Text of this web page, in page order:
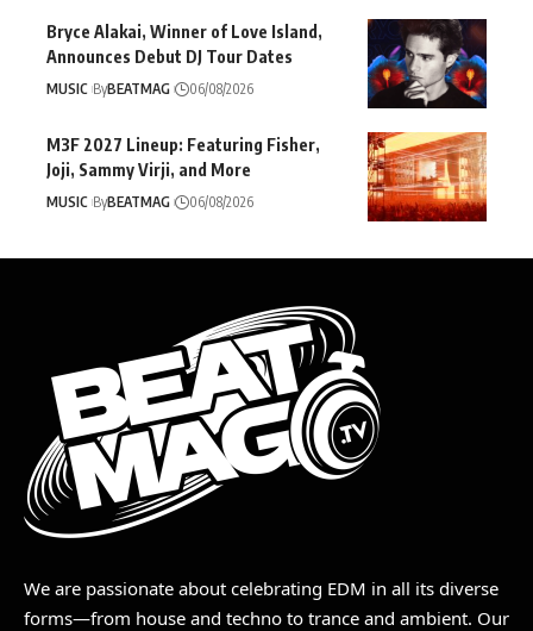
Bryce Alakai, Winner of Love Island,
Announces Debut DJ Tour Dates
MUSIC ByBEATMAG 06/08/2026
M3F 2027 Lineup: Featuring Fisher,
Joji, Sammy Virji, and More
MUSIC ByBEATMAG 06/08/2026
We are passionate about celebrating EDM in all its diverse
forms—from house and techno to trance and ambient. Our